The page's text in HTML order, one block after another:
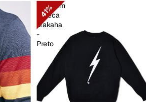
41%
Moletom
Careca
Makaha
-
Preto